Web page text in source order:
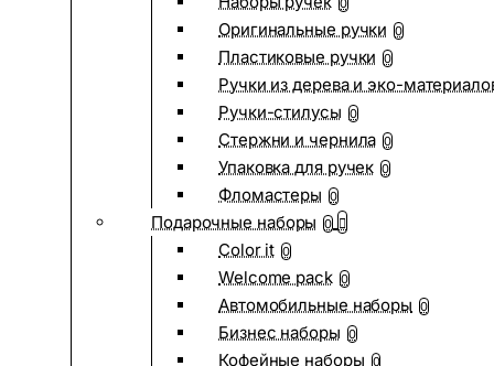
0
Оригинальные ручки 0
Пластиковые ручки 0
Ручки из дерева и эко-
Ручки-стилусы 0
Стержни и чернила 0
Упаковка для ручек 0
Фломастеры 0
Подарочные наборы 0
Color it 0
Welcome pack 0
Автомобильные наборы 0
Бизнес наборы 0
Кофейные наборы 0